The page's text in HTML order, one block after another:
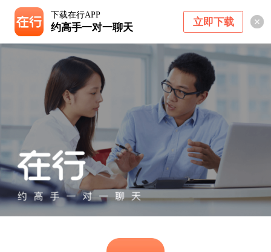
下载在行APP
约高手一对一聊天 立即下载